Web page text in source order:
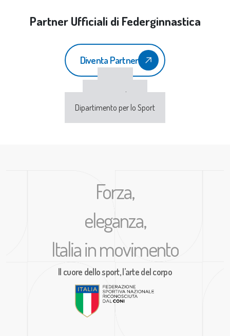
Partner Ufficiali di Federginnastica
Diventa Partner
Sport e Salute
Dipartimento per lo Sport
Forza,
eleganza,
Italia in movimento
Il cuore dello sport, l’arte del corpo